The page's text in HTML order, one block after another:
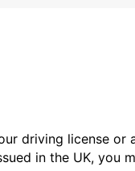
driving license or
in the UK, you